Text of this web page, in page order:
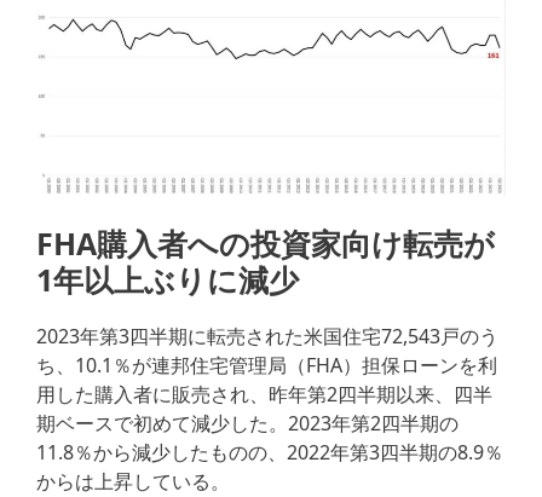
FHA購入者への投資家向け転売が
1年以上ぶりに減少
2023年第3四半期に転売された米国住宅72,543戸のう
ち、10.1％が連邦住宅管理局（FHA）担保ローンを利
用した購入者に販売され、昨年第2四半期以来、四半
期ベースで初めて減少した。2023年第2四半期の
11.8％から減少したものの、2022年第3四半期の8.9％
からは上昇している。